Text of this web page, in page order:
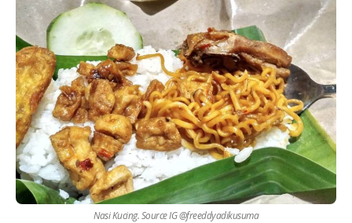
Nasi Kucing. Source IG @freeddyadikusuma